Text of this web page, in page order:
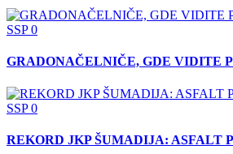
SSP0
GRADONAČELNIČE, GDE VIDITE
SSP0
REKORD JKP ŠUMADIJA: ASFALT